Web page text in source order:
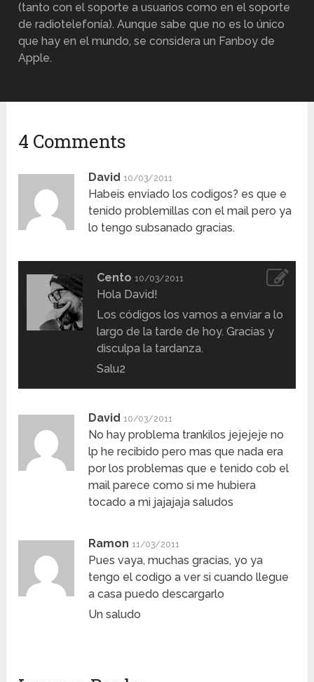
(tanto con el soporte a usuarios como en el soporte
de radiotelefonía). Aunque sabe que no es lo único
que hay en el mundo, se considera un Fanboy de
Apple.
4 Comments
David 10/03/2011
Habeis enviado los codigos? es que e
tenido problemillas con el mail pero ya
lo tengo subsanado gracias.
Cento 10/03/2011
Hola David!
Los códigos los vamos a enviar a lo
largo de la tarde de hoy. Gracias y
disculpa la tardanza.
Salu2
David 10/03/2011
No hay problema trankilos jejejeje no
lp he recibido pero mas que nada era
por los problemas que e tenido cob el
mail parece como si me hubiera
tocado a mi jajajaja saludos
Ramon 11/03/2011
Pues vaya, muchas gracias, yo ya
tengo el codigo a ver si cuando llegue
a casa puedo descargarlo
Un saludo